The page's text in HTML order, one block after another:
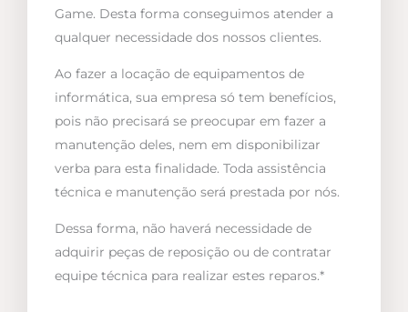
Game. Desta forma conseguimos atender a
qualquer necessidade dos nossos clientes.
Ao fazer a locação de equipamentos de
informática, sua empresa só tem benefícios,
pois não precisará se preocupar em fazer a
manutenção deles, nem em disponibilizar
verba para esta finalidade. Toda assistência
técnica e manutenção será prestada por nós.
Dessa forma, não haverá necessidade de
adquirir peças de reposição ou de contratar
equipe técnica para realizar estes reparos.*